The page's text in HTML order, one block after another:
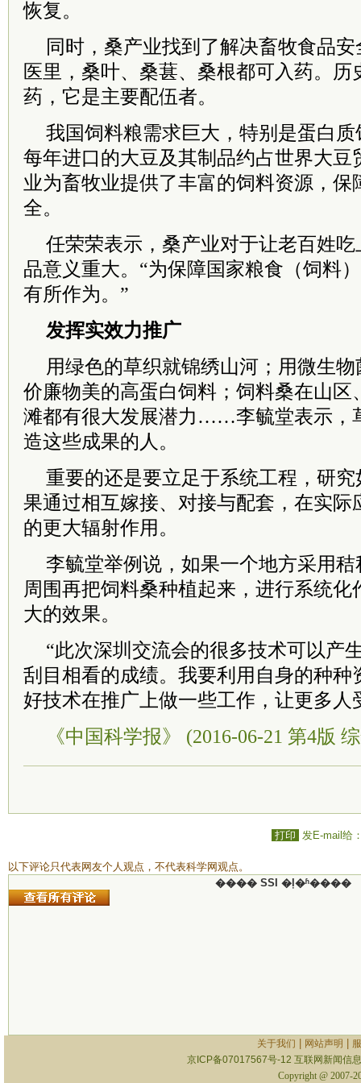
恢复。
同时，桑产业找到了解决畜牧食品
医里，桑叶、桑葚、桑根都可入药。历
药，它是主要配伍者。
我国饲料粮需求巨大，特别是蛋白
每年进口的大豆及其制品约占世界大豆
业为畜牧业提供了丰富的饲料资源，保
全。
任荣荣表示，桑产业对于让老百姓
品意义重大。“为保障国家粮食（饲料
有所作为。”
发挥实效力推广
用绿色的草织就锦绣山河；用微生
价廉物美的高蛋白饲料；饲料桑在山区
滩都有很大发展潜力……李毓堂表示，
造这些成果的人。
重要的还是要立足于系统工程，研
果通过相互嫁接、对接与配套，在实际
的更大辐射作用。
李毓堂举例说，如果一个地方采用
周围再把饲料桑种植起来，进行系统化
大的效果。
“此次深圳交流会的很多技术可以产
刮目相看的成绩。我要利用自身的种种
好技术在推广上做一些工作，让更多人
《中国科学报》 (2016-06-21 第4版
打印 发E-mail给
以下评论只代表网友个人观点，不代表科学网观点。
���� SSI �ļ�ʱ����
关于我们 网站声明
京ICP备07017567号-12 互联网新闻信
Copyright @ 2007-